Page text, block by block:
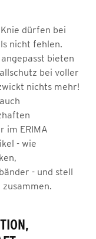
dürfen bei
nicht fehlen.
bieten
bei voller
nichts mehr!
im ERIMA
- wie
- und stell